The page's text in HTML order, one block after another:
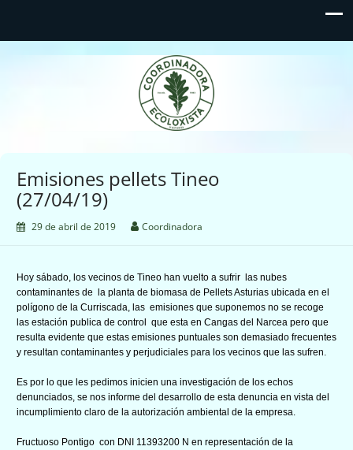
Coordinadora Ecoloxista
d'Asturies
Emisiones pellets Tineo
(27/04/19)
29 de abril de 2019 Coordinadora
Hoy sábado, los vecinos de Tineo han vuelto a sufrir las nubes
contaminantes de la planta de biomasa de Pellets Asturias ubicada en el
polígono de la Curriscada, las emisiones que suponemos no se recoge
las estación publica de control que esta en Cangas del Narcea pero que
resulta evidente que estas emisiones puntuales son demasiado frecuentes
y resultan contaminantes y perjudiciales para los vecinos que las sufren.
Es por lo que les pedimos inicien una investigación de los echos
denunciados, se nos informe del desarrollo de esta denuncia en vista del
incumplimiento claro de la autorización ambiental de la empresa.
Fructuoso Pontigo con DNI 11393200 N en representación de la